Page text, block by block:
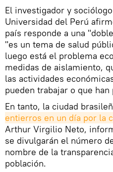
El investigador y
Universidad del Perú
país responde a una
"es un tema de salud
luego está el problema
medidas de aislamiento,
las actividades
pueden trabajar o que
En tanto, la ciudad
entierros en un día por la
Arthur Virgilio Neto,
se divulgarán el número
nombre de la
población.